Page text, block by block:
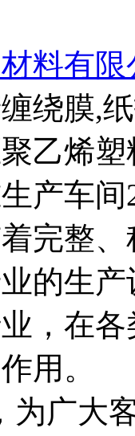
料有限
绕膜,
乙烯
产车
完整
的生
，在
用。
为广大